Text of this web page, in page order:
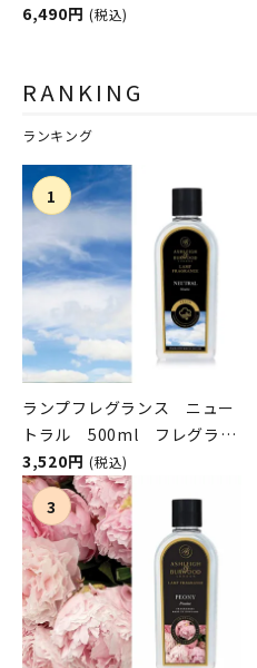
ASHLEIGH&BURWOOD（ア
6,490円 (税込)
RANKING
ランキング
ランプフレグランス ニュー
トラル 500ml フレグラン
スランプ用オイル
ASHLEIGH&BURWOOD（ア
シュレイアンドバーウッド）
3,520円 (税込)